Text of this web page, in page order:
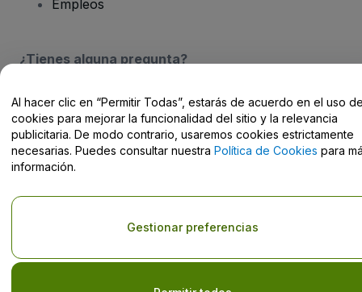
Empleos
¿Tienes alguna pregunta?
Centro de Ayuda / Contacto
Derechos reservados © viagogo Entertainment Inc 2026 Datos de
El uso de este sitio web constituye la aceptación de los
Política de Privacidad, de laPolítica de Cookies
No compartir mi información personal ni tus opciones de
Al hacer clic en “Permitir Todas”, estarás de acuerdo en el uso
cookies para mejorar la funcionalidad del sitio y la relevancia
publicitaria. De modo contrario, usaremos cookies estrictamente
necesarias. Puedes consultar nuestra Política de Cookies para
información.
Gestionar preferencias